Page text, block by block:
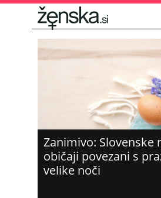
Zanimivo: Slovenske
običaji povezani s
velike noči